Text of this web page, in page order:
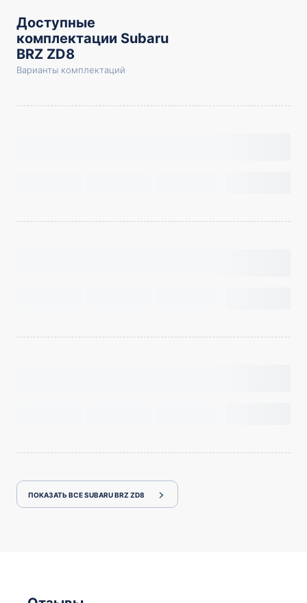
Доступные
комплектации Subaru
BRZ ZD8
Варианты комплектаций
ПОКАЗАТЬ ВСЕ SUBARU BRZ ZD8